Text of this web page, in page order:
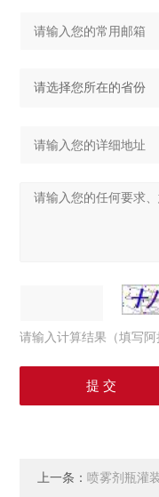
请输入计算结果（填写
上一条：喷雾剂瓶灌